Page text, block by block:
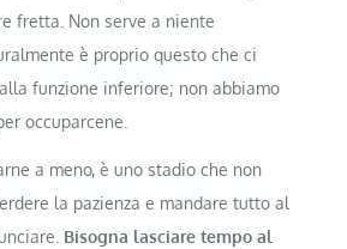
fretta. Non serve a niente
è proprio questo che ci
funzione inferiore; non abbiamo
occuparcene.
a meno, è uno stadio che non
la pazienza e mandare tutto al
Bisogna lasciare tempo al